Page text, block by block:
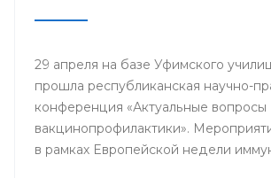
29 апреля на базе Уфимского
прошла республиканская научно-
конференция «Актуальные вопросы
вакцинопрофилактики».
в рамках Европейской недели